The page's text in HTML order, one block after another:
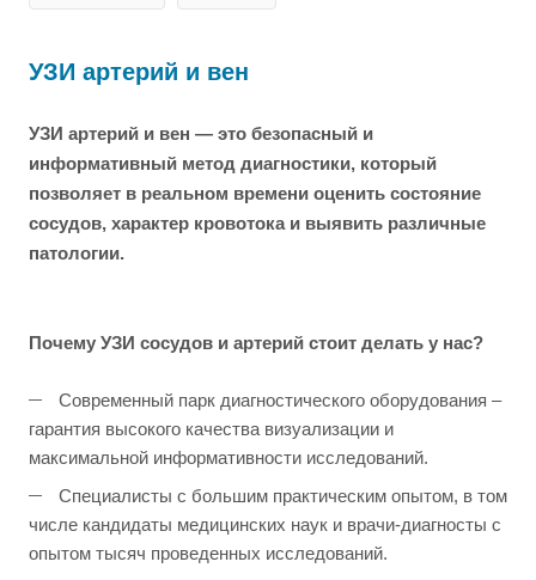
УЗИ артерий и вен
УЗИ артерий и вен — это безопасный и
информативный метод диагностики, который
позволяет в реальном времени оценить состояние
сосудов, характер кровотока и выявить различные
патологии.
Почему УЗИ сосудов и артерий стоит делать у нас?
Современный парк диагностического оборудования –
гарантия высокого качества визуализации и
максимальной информативности исследований.
Специалисты с большим практическим опытом, в том
числе кандидаты медицинских наук и врачи-диагносты с
опытом тысяч проведенных исследований.